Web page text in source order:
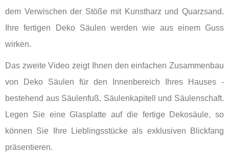
dem Verwischen der Stöße mit Kunstharz und Quarzsand.
Ihre fertigen Deko Säulen werden wie aus einem Guss
wirken.
Das zweite Video zeigt Ihnen den einfachen Zusammenbau
von Deko Säulen für den Innenbereich Ihres Hauses -
bestehend aus Säulenfuß, Säulenkapitell und Säulenschaft.
Legen Sie eine Glasplatte auf die fertige Dekosäule, so
können Sie Ihre Lieblingsstücke als exklusiven Blickfang
präsentieren.